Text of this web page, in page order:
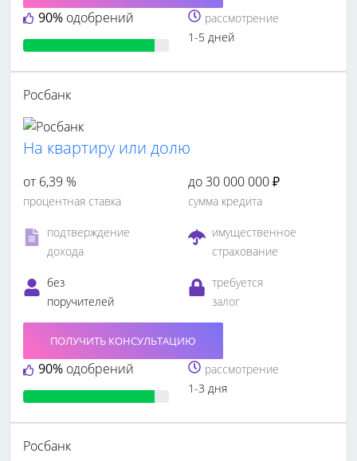
90% одобрений
рассмотрение
1-5 дней
Росбанк
На квартиру или долю
от 6,39 %
процентная ставка
до 30 000 000 ₽
сумма кредита
подтверждение
дохода
имущественное
страхование
без
поручителей
требуется
залог
90% одобрений
ПОЛУЧИТЬ КОНСУЛЬТАЦИЮ
рассмотрение
1-3 дня
Росбанк